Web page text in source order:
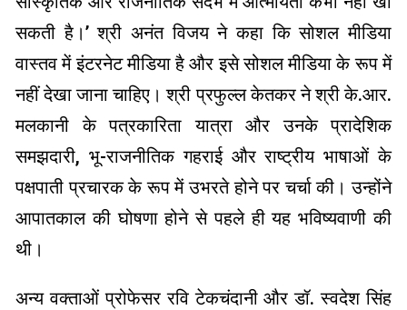
सकती है।’ श्री अनंत विजय ने कहा कि सोशल मीडिया
वास्तव में इंटरनेट मीडिया है और इसे सोशल मीडिया के रूप में
नहीं देखा जाना चाहिए। श्री प्रफुल्ल केतकर ने श्री के.आर.
मलकानी के पत्रकारिता यात्रा और उनके प्रादेशिक
समझदारी, भू-राजनीतिक गहराई और राष्ट्रीय भाषाओं के
पक्षपाती प्रचारक के रूप में उभरते होने पर चर्चा की। उन्होंने
आपातकाल की घोषणा होने से पहले ही यह भविष्यवाणी की
थी।
अन्य वक्ताओं प्रोफेसर रवि टेकचंदानी और डॉ. स्वदेश सिंह